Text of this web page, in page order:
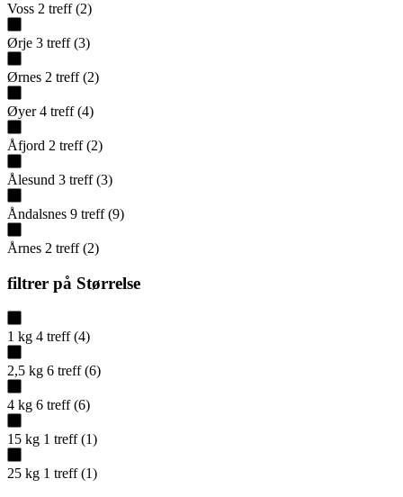
Voss 2 treff (2)
Ørje 3 treff (3)
Ørnes 2 treff (2)
Øyer 4 treff (4)
Åfjord 2 treff (2)
Ålesund 3 treff (3)
Åndalsnes 9 treff (9)
Årnes 2 treff (2)
filtrer på Størrelse
1 kg 4 treff (4)
2,5 kg 6 treff (6)
4 kg 6 treff (6)
15 kg 1 treff (1)
25 kg 1 treff (1)